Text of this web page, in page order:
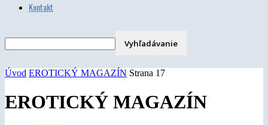
Kontakt
Úvod EROTICKÝ MAGAZÍN Strana 17
EROTICKÝ MAGAZÍN